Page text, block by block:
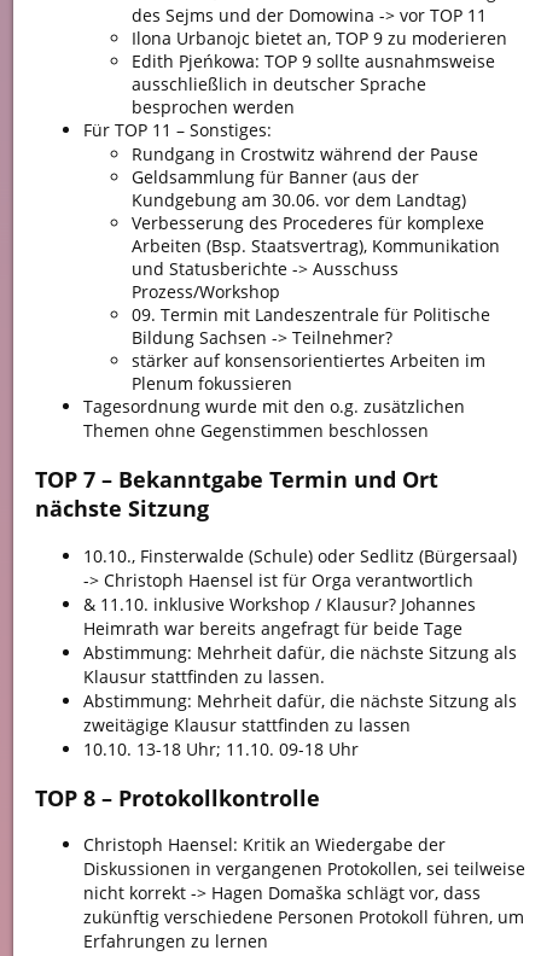
des Sejms und der Domowina -> vor TOP 11
Ilona Urbanojc bietet an, TOP 9 zu moderieren
Edith Pjeńkowa: TOP 9 sollte ausnahmsweise
ausschließlich in deutscher Sprache
besprochen werden
Für TOP 11 – Sonstiges:
Rundgang in Crostwitz während der Pause
Geldsammlung für Banner (aus der
Kundgebung am 30.06. vor dem Landtag)
Verbesserung des Procederes für komplexe
Arbeiten (Bsp. Staatsvertrag), Kommunikation
und Statusberichte -> Ausschuss
Prozess/Workshop
09. Termin mit Landeszentrale für Politische
Bildung Sachsen -> Teilnehmer?
stärker auf konsensorientiertes Arbeiten im
Plenum fokussieren
Tagesordnung wurde mit den o.g. zusätzlichen
Themen ohne Gegenstimmen beschlossen
TOP 7 – Bekanntgabe Termin und Ort
nächste Sitzung
10.10., Finsterwalde (Schule) oder Sedlitz (Bürgersaal)
-> Christoph Haensel ist für Orga verantwortlich
& 11.10. inklusive Workshop / Klausur? Johannes
Heimrath war bereits angefragt für beide Tage
Abstimmung: Mehrheit dafür, die nächste Sitzung als
Klausur stattfinden zu lassen.
Abstimmung: Mehrheit dafür, die nächste Sitzung als
zweitägige Klausur stattfinden zu lassen
10.10. 13-18 Uhr; 11.10. 09-18 Uhr
TOP 8 – Protokollkontrolle
Christoph Haensel: Kritik an Wiedergabe der
Diskussionen in vergangenen Protokollen, sei teilweise
nicht korrekt -> Hagen Domaška schlägt vor, dass
zukünftig verschiedene Personen Protokoll führen, um
Erfahrungen zu lernen